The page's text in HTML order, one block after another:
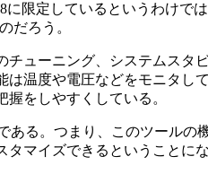
限定しているというわけで
だろう。
ューニング、システムスタ
は温度や電圧などをモニタし
をしやすくしている。
ある。つまり、このツールの
マイズできるということにな